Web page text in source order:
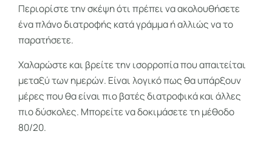
Περιορίστε την σκέψη ότι πρέπει να ακολουθήσετε
ένα πλάνο διατροφής κατά γράμμα ή αλλιώς να το
παρατήσετε.
Χαλαρώστε και βρείτε την ισορροπία που απαιτείται
μεταξύ των ημερών. Είναι λογικό πως θα υπάρξουν
μέρες που θα είναι πιο βατές διατροφικά και άλλες
πιο δύσκολες. Μπορείτε να δοκιμάσετε τη μέθοδο
80/20.